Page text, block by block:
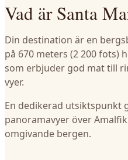
Vad är Santa
Din destination är en
på 670 meters (2 200 fots)
som erbjuder god mat till
vyer.
En dedikerad utsiktspunkt
panoramavyer över
omgivande bergen.